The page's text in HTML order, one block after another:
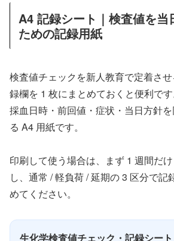
A4 記録シート｜検査値を当
ための記録用紙
検査値チェックを新人教育で定着さ
録欄を 1 枚にまとめておくと便利です
採血日時・前回値・症状・当日方針
る A4 用紙です。
印刷して使う場合は、まず 1 週間だ
し、通常 / 軽負荷 / 延期の 3 区分で記
めてください。
生化学検査値チェック・記録シート